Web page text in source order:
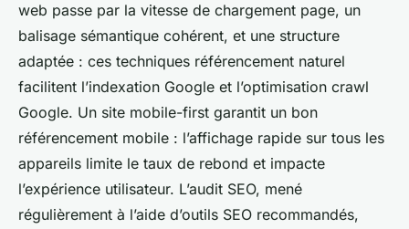
web passe par la vitesse de chargement page, un
balisage sémantique cohérent, et une structure
adaptée : ces techniques référencement naturel
facilitent l’indexation Google et l’optimisation crawl
Google. Un site mobile-first garantit un bon
référencement mobile : l’affichage rapide sur tous les
appareils limite le taux de rebond et impacte
l’expérience utilisateur. L’audit SEO, mené
régulièrement à l’aide d’outils SEO recommandés,